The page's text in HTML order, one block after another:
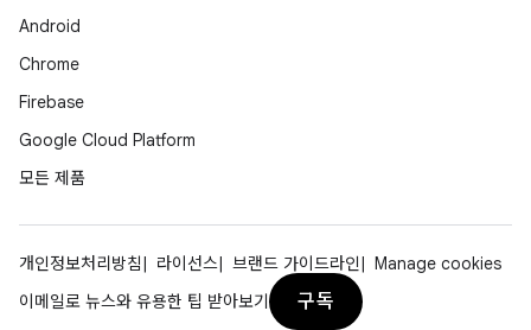
Android
Chrome
Firebase
Google Cloud Platform
모든 제품
개인정보처리방침 라이선스 브랜드 가이드라인
Manage cookies
이메일로 뉴스와 유용한 팁 받아보기
구독